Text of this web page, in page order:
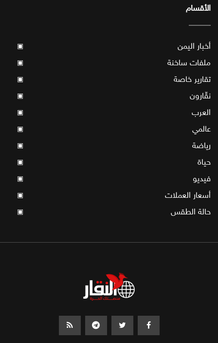
الأقسام
أخبار اليمن ▣
ملفات ساخنة ▣
تقارير خاصة ▣
نقّارون ▣
العرب ▣
عالمي ▣
رياضة ▣
حياة ▣
فيديو ▣
أسعار العملات ▣
حالة الطقس ▣